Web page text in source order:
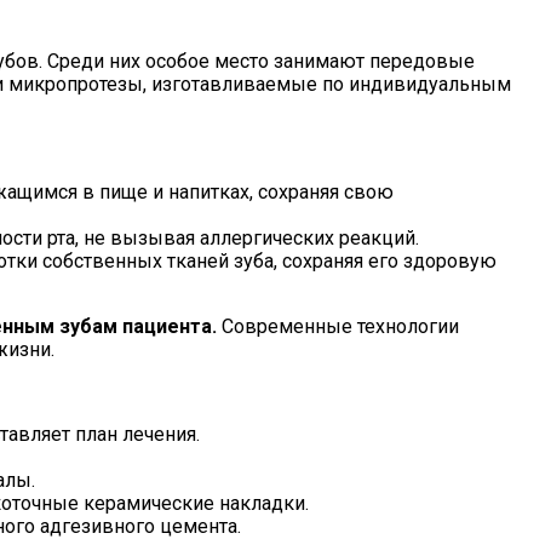
Среди них особое место занимают передовые
микропротезы, изготавливаемые по индивидуальным
в пище и напитках, сохраняя свою
рта, не вызывая аллергических реакций.
собственных тканей зуба, сохраняя его здоровую
зубам пациента. Современные технологии
план лечения.
керамические накладки.
адгезивного цемента.